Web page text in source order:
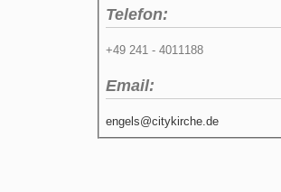
Telefon:
+49 241 - 4011188
Email:
engels@citykirche.de